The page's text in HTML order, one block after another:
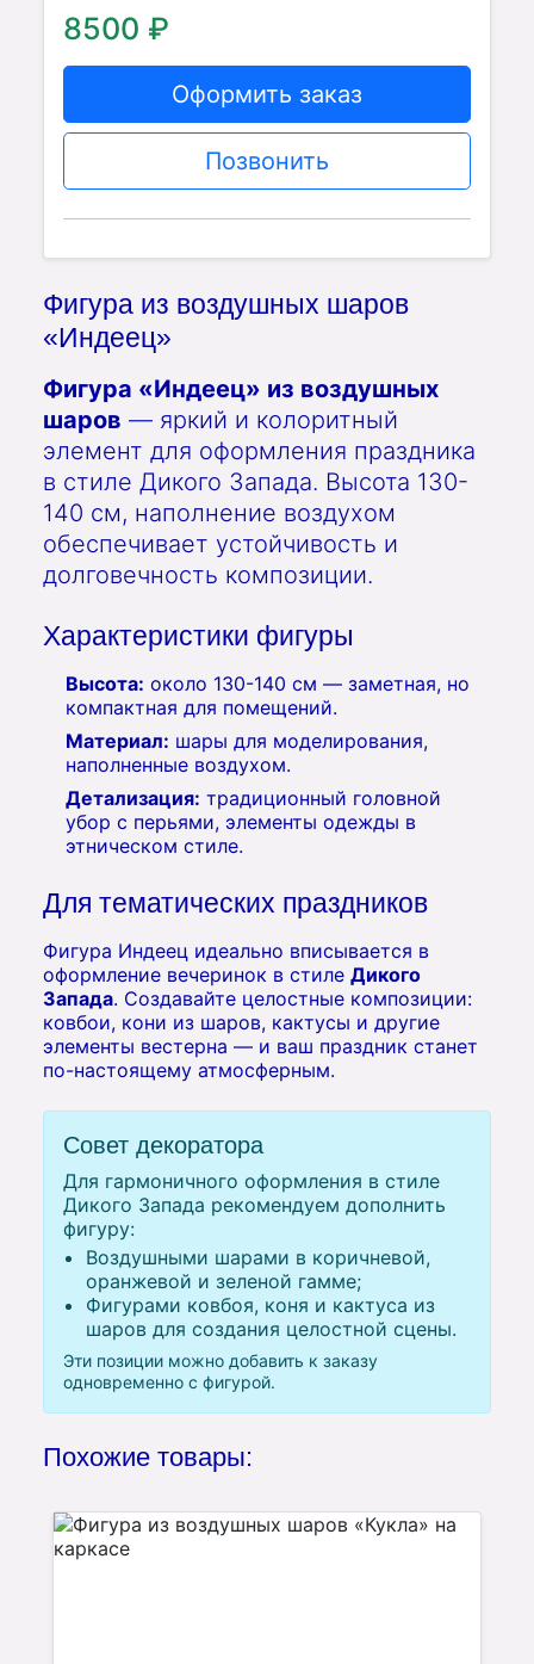
8500 ₽
Оформить заказ
Позвонить
Фигура из воздушных шаров
«Индеец»
Фигура «Индеец» из воздушных
шаров — яркий и колоритный
элемент для оформления праздника
в стиле Дикого Запада. Высота 130-
140 см, наполнение воздухом
обеспечивает устойчивость и
долговечность композиции.
Характеристики фигуры
Высота: около 130-140 см — заметная, но
компактная для помещений.
Материал: шары для моделирования,
наполненные воздухом.
Детализация: традиционный головной
убор с перьями, элементы одежды в
этническом стиле.
Для тематических праздников
Фигура Индеец идеально вписывается в
оформление вечеринок в стиле Дикого
Запада. Создавайте целостные композиции:
ковбои, кони из шаров, кактусы и другие
элементы вестерна — и ваш праздник станет
по-настоящему атмосферным.
Совет декоратора
Для гармоничного оформления в стиле
Дикого Запада рекомендуем дополнить
фигуру:
Воздушными шарами в коричневой,
оранжевой и зеленой гамме;
Фигурами ковбоя, коня и кактуса из
шаров для создания целостной сцены.
Эти позиции можно добавить к заказу
одновременно с фигурой.
Похожие товары: